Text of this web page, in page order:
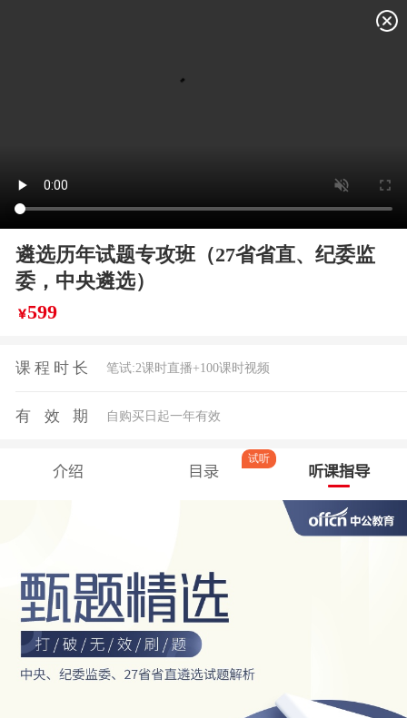
1/2
遴选历年试题专攻班（27省省直、纪委监
委，中央遴选）
￥599
课程时长 笔试:2课时直播+100课时视频
有效期 自购买日起一年有效
介绍 目录
试听
听课指导